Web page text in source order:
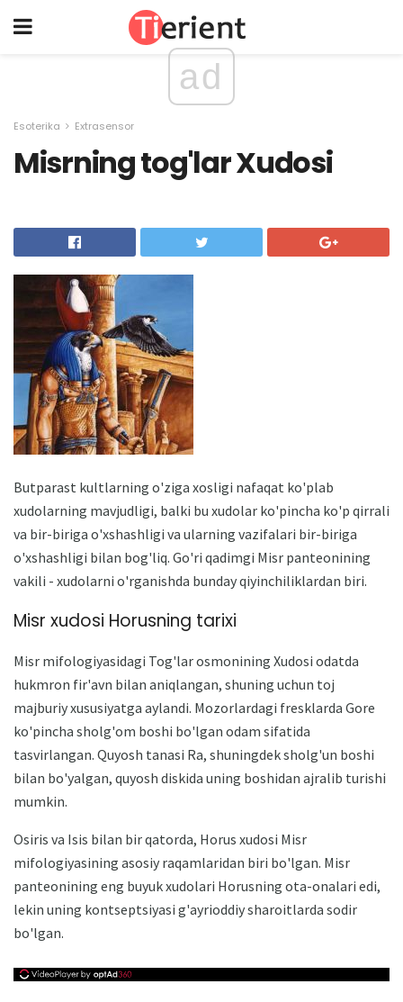
ad
Esoterika Extrasensor
Misrning tog'lar Xudosi
Butparast kultlarning o'ziga xosligi nafaqat ko'plab
xudolarning mavjudligi, balki bu xudolar ko'pincha ko'p qirrali
va bir-biriga o'xshashligi va ularning vazifalari bir-biriga
o'xshashligi bilan bog'liq. Go'ri qadimgi Misr panteonining
vakili - xudolarni o'rganishda bunday qiyinchiliklardan biri.
Misr xudosi Horusning tarixi
Misr mifologiyasidagi Tog'lar osmonining Xudosi odatda
hukmron fir'avn bilan aniqlangan, shuning uchun toj
majburiy xususiyatga aylandi. Mozorlardagi fresklarda Gore
ko'pincha sholg'om boshi bo'lgan odam sifatida
tasvirlangan. Quyosh tanasi Ra, shuningdek sholg'un boshi
bilan bo'yalgan, quyosh diskida uning boshidan ajralib turishi
mumkin.
Osiris va Isis bilan bir qatorda, Horus xudosi Misr
mifologiyasining asosiy raqamlaridan biri bo'lgan. Misr
panteonining eng buyuk xudolari Horusning ota-onalari edi,
lekin uning kontseptsiyasi g'ayrioddiy sharoitlarda sodir
bo'lgan.